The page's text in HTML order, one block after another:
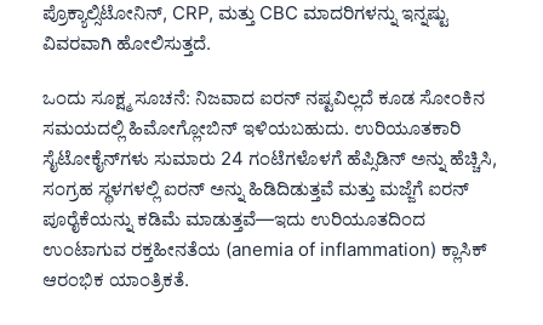
ಪ್ರೊಕ್ಯಾಲ್ಸಿಟೋನಿನ್, CRP, ಮತ್ತು CBC ಮಾದರಿಗಳನ್ನು ಇನ್ನಷ್ಟು
ವಿವರವಾಗಿ ಹೋಲಿಸುತ್ತದೆ.
ಒಂದು ಸೂಕ್ಷ್ಮ ಸೂಚನೆ: ನಿಜವಾದ ಐರನ್ ನಷ್ಟವಿಲ್ಲದೆ ಕೂಡ ಸೋಂಕಿನ
ಸಮಯದಲ್ಲಿ ಹಿಮೋಗ್ಲೋಬಿನ್ ಇಳಿಯಬಹುದು. ಉರಿಯೂತಕಾರಿ
ಸೈಟೋಕೈನ್‌ಗಳು ಸುಮಾರು 24 ಗಂಟೆಗಳೊಳಗೆ ಹೆಪ್ಸಿಡಿನ್ ಅನ್ನು ಹೆಚ್ಚಿಸಿ,
ಸಂಗ್ರಹ ಸ್ಥಳಗಳಲ್ಲಿ ಐರನ್ ಅನ್ನು ಹಿಡಿದಿಡುತ್ತವೆ ಮತ್ತು ಮಜ್ಜೆಗೆ ಐರನ್
ಪೂರೈಕೆಯನ್ನು ಕಡಿಮೆ ಮಾಡುತ್ತವೆ—ಇದು ಉರಿಯೂತದಿಂದ
ಉಂಟಾಗುವ ರಕ್ತಹೀನತೆಯ (anemia of inflammation) ಕ್ಲಾಸಿಕ್
ಆರಂಭಿಕ ಯಾಂತ್ರಿಕತೆ.